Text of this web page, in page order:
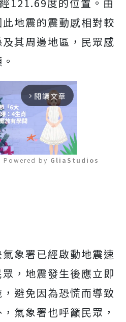
地震的震動感相對較
其周邊地區，民眾感
arrow_forward_ios 閱讀文章
Powered by GliaStudios
象署已經啟動地震速
，地震發生後應立即
避免因為恐慌而導致
氣象署也呼籲民眾，